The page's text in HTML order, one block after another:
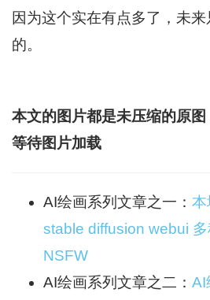
因为这个实在有点多了，未
的。
本文的图片都是未压缩的原
等待图片加载
AI绘画系列文章之一： 本
stable diffusion webui
NSFW
AI绘画系列文章之二： AI